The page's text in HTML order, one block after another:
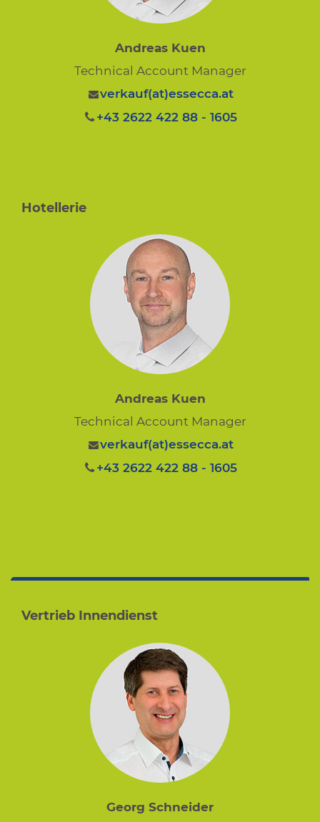
Andreas Kuen
Technical Account Manager
verkauf(at)essecca.at
+43 2622 422 88 - 1605
Hotellerie
Andreas Kuen
Technical Account Manager
verkauf(at)essecca.at
+43 2622 422 88 - 1605
Vertrieb Innendienst
Georg Schneider